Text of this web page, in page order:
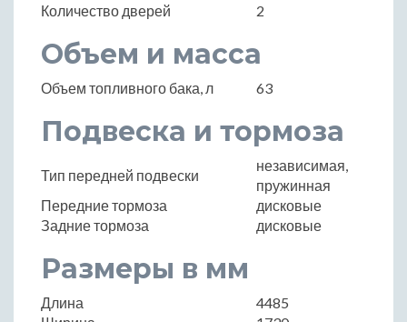
Количество дверей
2
Объем и масса
Объем топливного бака, л 63
Подвеска и тормоза
Тип передней подвески
независимая,
пружинная
Передние тормоза
дисковые
Задние тормоза
дисковые
Размеры в мм
Длина
4485